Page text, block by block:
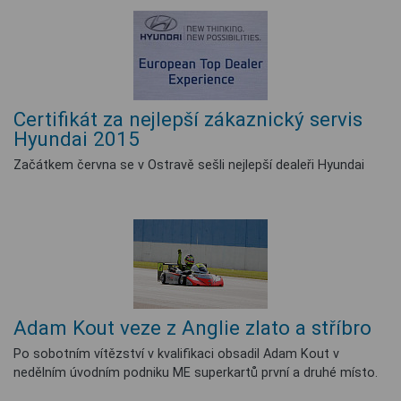
Certifikát za nejlepší zákaznický servis
Hyundai 2015
Začátkem června se v Ostravě sešli nejlepší dealeři Hyundai
Adam Kout veze z Anglie zlato a stříbro
Po sobotním vítězství v kvalifikaci obsadil Adam Kout v
nedělním úvodním podniku ME superkartů první a druhé místo.